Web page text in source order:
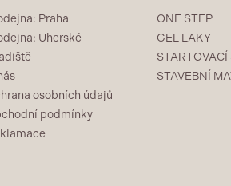
Praha
Uherské
osobních údajů
podmínky
ONE STEP
GEL LAKY
STARTOVACÍ
STAVEBNÍ